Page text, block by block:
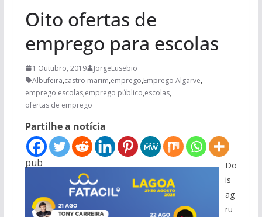
Oito ofertas de
emprego para escolas
1 Outubro, 2019
JorgeEusebio
Albufeira,castro marim,emprego,Emprego Algarve,
emprego escolas,emprego público,escolas,
ofertas de emprego
Partilhe a notícia
pub
Do
is
ag
ru